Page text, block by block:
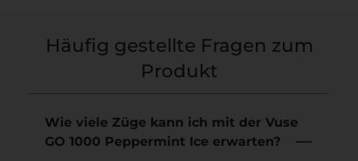
Häufig gestellte Fragen zum
Produkt
Wie viele Züge kann ich mit der Vuse
GO 1000 Peppermint Ice erwarten?